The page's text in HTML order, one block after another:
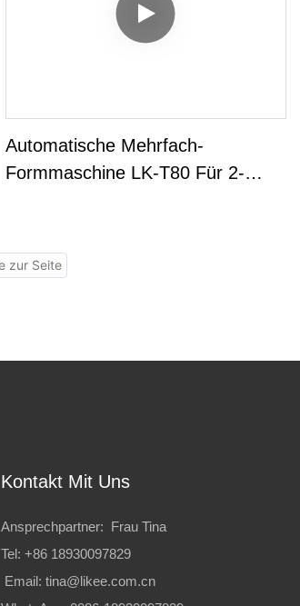
Automatische Mehrfach-
Formmaschine LK-T80 Für 2-
Kontakt Mit Uns
Ansprechpartner: Frau Tina
Tel: +86 18930097829
Email: tina@likee.com.cn